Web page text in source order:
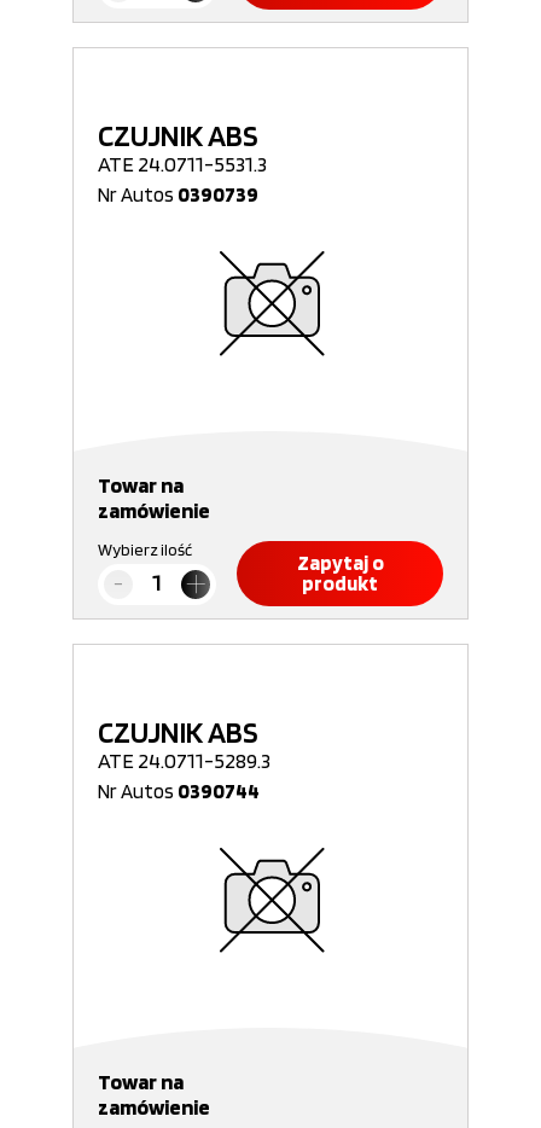
CZUJNIK ABS
ATE 24.0711-5531.3
Nr Autos 0390739
Towar na
zamówienie
Wybierz ilość
Zapytaj o
produkt
CZUJNIK ABS
ATE 24.0711-5289.3
Nr Autos 0390744
Towar na
zamówienie